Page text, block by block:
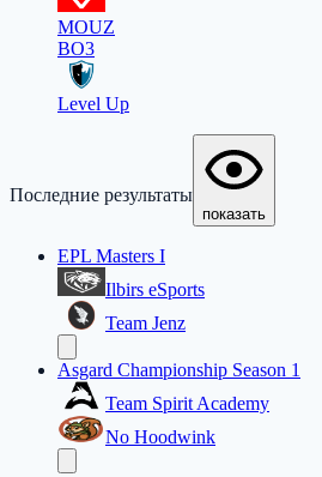
MOUZ
BO3
Level Up
Последние результаты
показать
EPL Masters I
Ilbirs eSports
Team Jenz
Asgard Championship Season 1
Team Spirit Academy
No Hoodwink